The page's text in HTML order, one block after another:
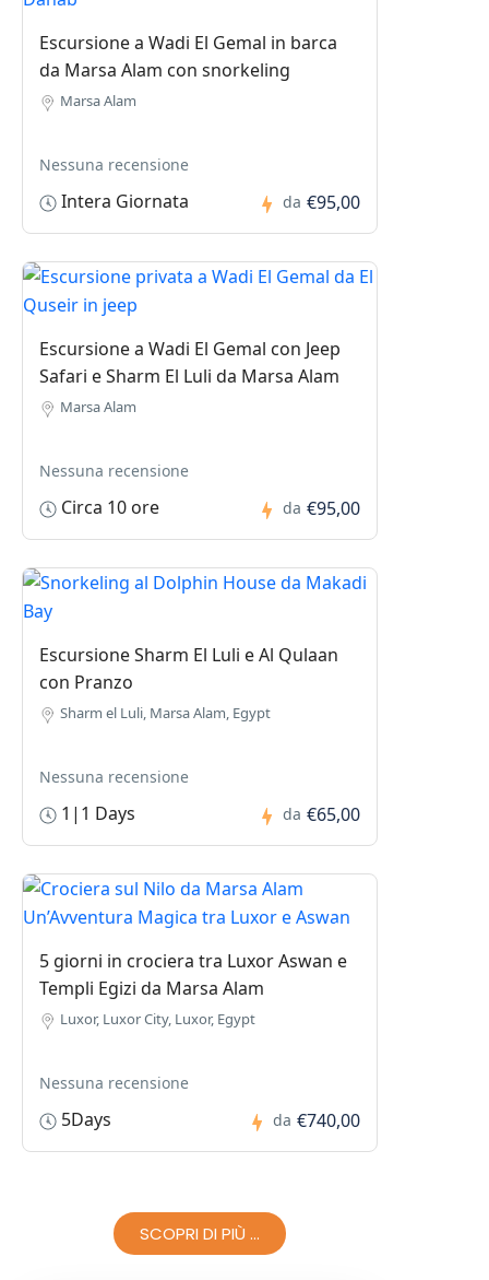
Escursione a Wadi El Gemal in barca
da Marsa Alam con snorkeling
Marsa Alam
Nessuna recensione
Intera Giornata da €95,00
Escursione a Wadi El Gemal con Jeep
Safari e Sharm El Luli da Marsa Alam
Marsa Alam
Nessuna recensione
Circa 10 ore da €95,00
Escursione Sharm El Luli e Al Qulaan
con Pranzo
Sharm el Luli, Marsa Alam, Egypt
Nessuna recensione
1|1 Days da €65,00
5 giorni in crociera tra Luxor Aswan e
Templi Egizi da Marsa Alam
Luxor, Luxor City, Luxor, Egypt
Nessuna recensione
5Days da €740,00
SCOPRI DI PIÙ ...